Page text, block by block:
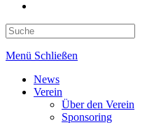
search
Menü Schließen
News
Verein
Über den Verein
Sponsoring